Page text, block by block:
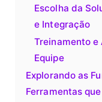
Escolha da
e Integração
Treinamento e
Equipe
Explorando as
Ferramentas